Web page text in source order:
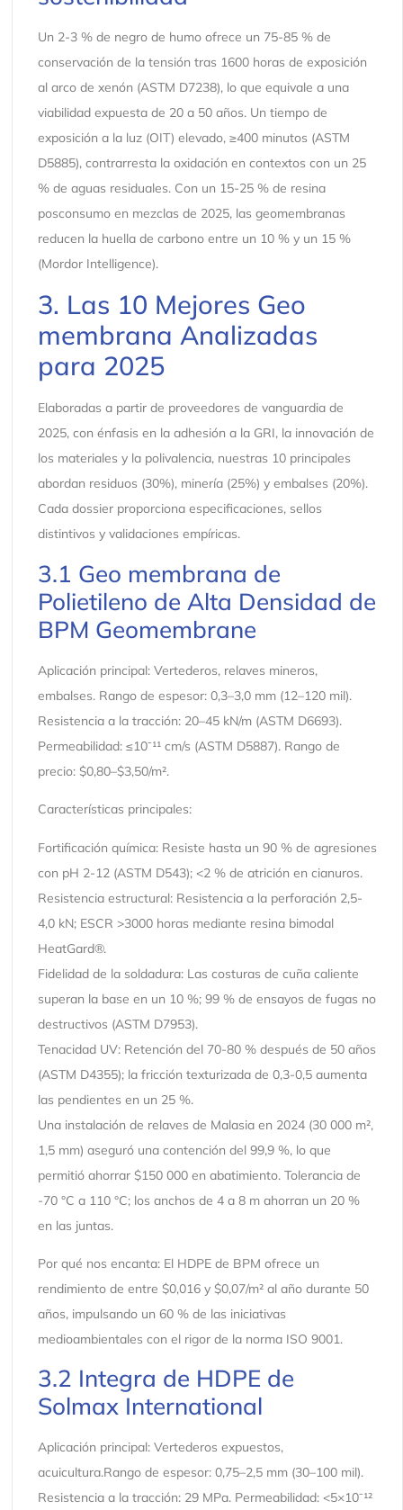
Un 2-3 % de negro de humo ofrece un 75-85 % de
conservación de la tensión tras 1600 horas de exposición
al arco de xenón (ASTM D7238), lo que equivale a una
viabilidad expuesta de 20 a 50 años. Un tiempo de
exposición a la luz (OIT) elevado, ≥400 minutos (ASTM
D5885), contrarresta la oxidación en contextos con un 25
% de aguas residuales. Con un 15-25 % de resina
posconsumo en mezclas de 2025, las geomembranas
reducen la huella de carbono entre un 10 % y un 15 %
(Mordor Intelligence).
3. Las 10 Mejores Geo
membrana Analizadas
para 2025
Elaboradas a partir de proveedores de vanguardia de
2025, con énfasis en la adhesión a la GRI, la innovación de
los materiales y la polivalencia, nuestras 10 principales
abordan residuos (30%), minería (25%) y embalses (20%).
Cada dossier proporciona especificaciones, sellos
distintivos y validaciones empíricas.
3.1 Geo membrana de
Polietileno de Alta Densidad de
BPM Geomembrane
Aplicación principal: Vertederos, relaves mineros,
embalses. Rango de espesor: 0,3–3,0 mm (12–120 mil).
Resistencia a la tracción: 20–45 kN/m (ASTM D6693).
Permeabilidad: ≤10⁻¹¹ cm/s (ASTM D5887). Rango de
precio: $0,80–$3,50/m².
Características principales:
Fortificación química: Resiste hasta un 90 % de agresiones
con pH 2-12 (ASTM D543); <2 % de atrición en cianuros.
Resistencia estructural: Resistencia a la perforación 2,5-
4,0 kN; ESCR >3000 horas mediante resina bimodal
HeatGard®.
Fidelidad de la soldadura: Las costuras de cuña caliente
superan la base en un 10 %; 99 % de ensayos de fugas no
destructivos (ASTM D7953).
Tenacidad UV: Retención del 70-80 % después de 50 años
(ASTM D4355); la fricción texturizada de 0,3-0,5 aumenta
las pendientes en un 25 %.
Una instalación de relaves de Malasia en 2024 (30 000 m²,
1,5 mm) aseguró una contención del 99,9 %, lo que
permitió ahorrar $150 000 en abatimiento. Tolerancia de
-70 °C a 110 °C; los anchos de 4 a 8 m ahorran un 20 %
en las juntas.
Por qué nos encanta: El HDPE de BPM ofrece un
rendimiento de entre $0,016 y $0,07/m² al año durante 50
años, impulsando un 60 % de las iniciativas
medioambientales con el rigor de la norma ISO 9001.
3.2 Integra de HDPE de
Solmax International
Aplicación principal: Vertederos expuestos,
acuicultura.Rango de espesor: 0,75–2,5 mm (30–100 mil).
Resistencia a la tracción: 29 MPa. Permeabilidad: <5×10⁻¹²